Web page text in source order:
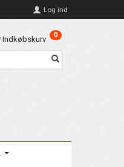
Log ind
Indkøbskurv 0